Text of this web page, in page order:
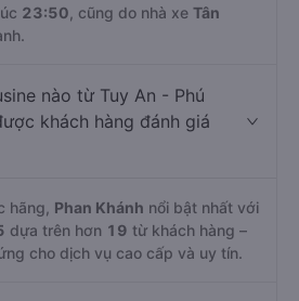
23:50 , cũng do nhà xe Tân
nào từ Tuy An - Phú
khách hàng đánh giá
hãng, Phan Khánh nổi bật nhất với
dựa trên hơn 19 từ khách hàng –
cho dịch vụ cao cấp và uy tín.